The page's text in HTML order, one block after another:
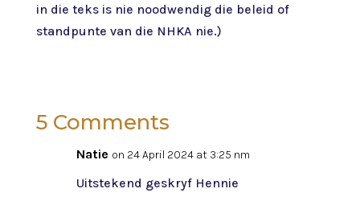
in die teks is nie noodwendig die beleid of
standpunte van die NHKA nie.)
5 Comments
Natie on 24 April 2024 at 3:25 nm
Uitstekend geskryf Hennie